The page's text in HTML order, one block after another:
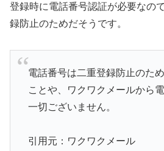
登録時に電話番号認証が必要なの
録防止のためだそうです。
電話番号は二重登録防止のた
ことや、ワクワクメールから
一切ございません。
引用元：ワクワクメール